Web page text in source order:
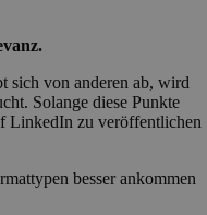
sich von anderen ab, wird
Solange diese Punkte
LinkedIn zu veröffentlichen
besser ankommen